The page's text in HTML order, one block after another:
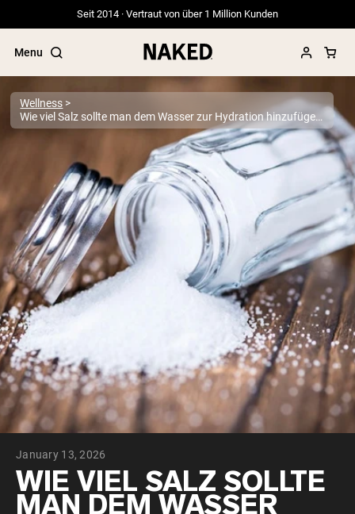
Seit 2014 · Vertraut von über 1 Million Kunden
Menu
Beliebte Suchbegriffe
”Protein Powder“
”Overnight Oats“
”Vegan protein“
”Collagen“
”Micellar Casein“
Wellness
Wie viel Salz sollte man dem Wasser zur Hydration hinzufügen?
January 13, 2026
WIE VIEL SALZ SOLLTE
MAN DEM WASSER